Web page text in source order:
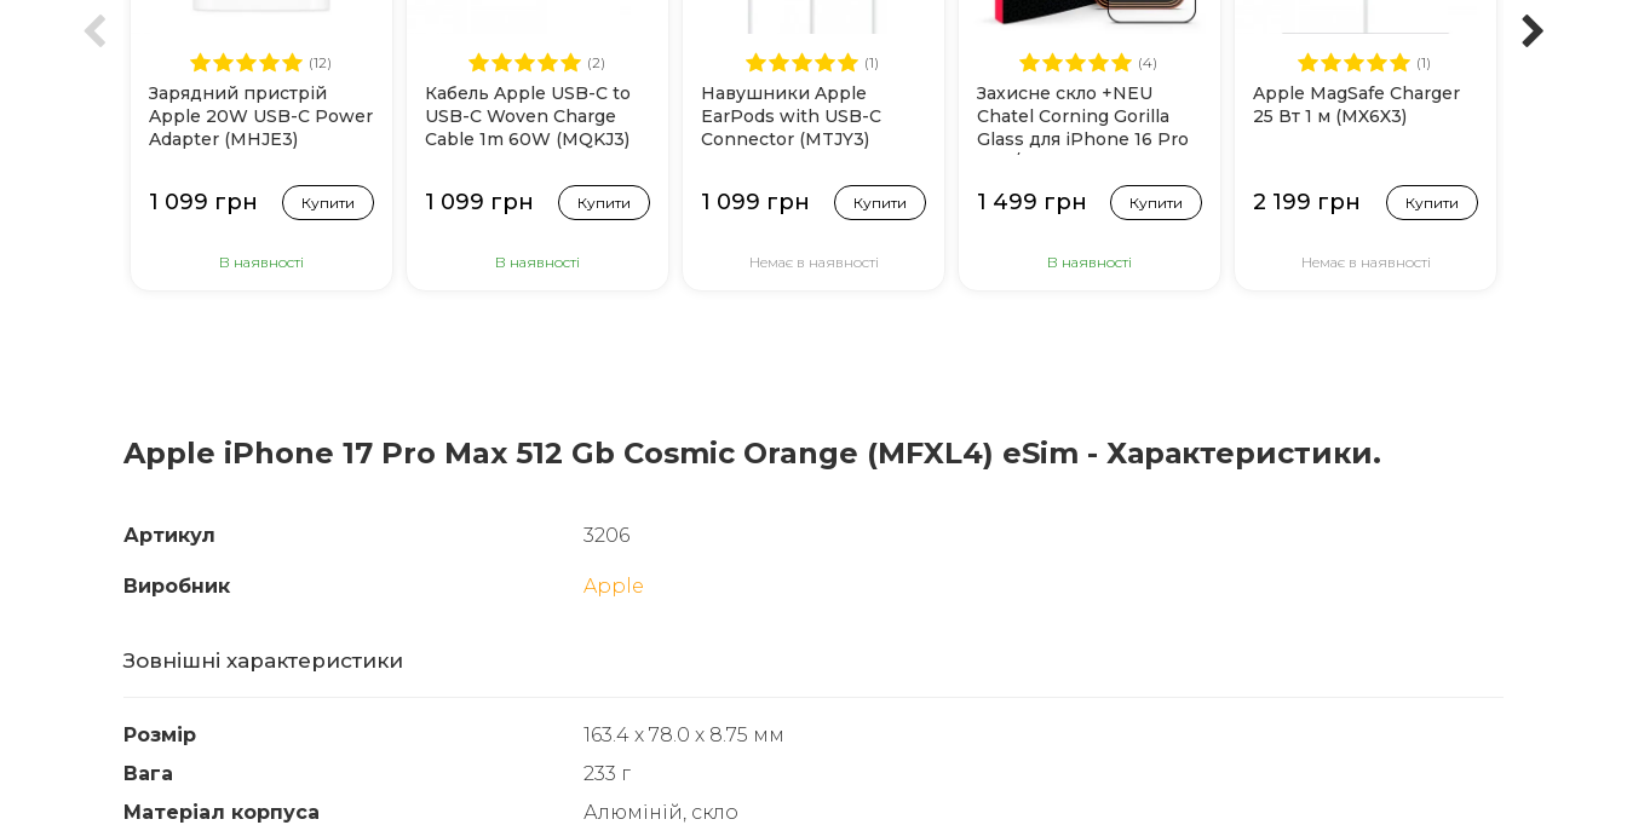
(12)
Зарядний пристрій
Apple 20W USB-C Power
Adapter (MHJE3)
1 099 грн Купити
В наявності
(2)
Кабель Apple USB-C to
USB-C Woven Charge
Cable 1m 60W (MQKJ3)
1 099 грн Купити
В наявності
(1)
Навушники Apple
EarPods with USB-C
Connector (MTJY3)
1 099 грн Купити
Немає в наявності
(4)
Захисне скло +NEU
Chatel Corning Gorilla
Glass для iPhone 16 Pro
Max/17 Pro Max (Black)
1 499 грн Купити
В наявності
(1)
Apple MagSafe Charger
25 Вт 1 м (MX6X3)
2 199 грн Купити
Немає в наявності
Apple iPhone 17 Pro Max 512 Gb Cosmic Orange (MFXL4) eSim - Характеристики.
Артикул 3206
Виробник Apple
Зовнішні характеристики
Розмір
163.4 х 78.0 х 8.75 мм
Вага
233 г
Матеріал корпуса
Алюміній, скло